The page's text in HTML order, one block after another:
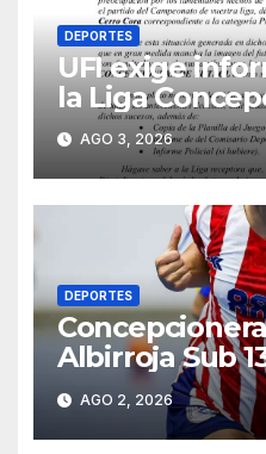
DEPORTES
UFI exige
la Liga
incidentes en
AGO 3, 2026
DEPORTES
Albirroja Sub
campeona
AGO 2, 2026